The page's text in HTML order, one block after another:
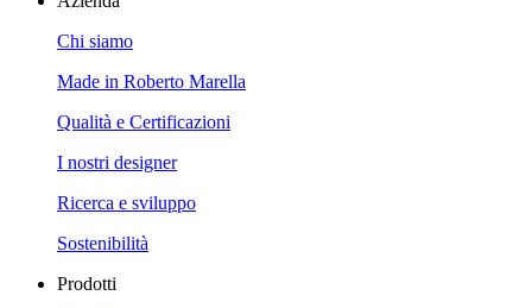
Chi siamo
Made in Roberto Marella
Qualità e Certificazioni
I nostri designer
Ricerca e sviluppo
Sostenibilità
Prodotti